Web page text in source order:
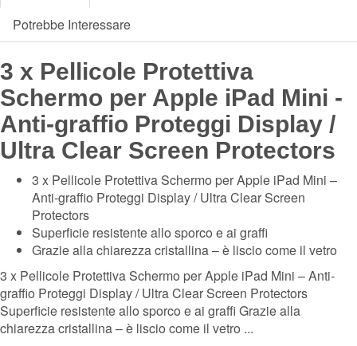
Potrebbe Interessare
3 x Pellicole Protettiva
Schermo per Apple iPad Mini -
Anti-graffio Proteggi Display /
Ultra Clear Screen Protectors
3 x Pellicole Protettiva Schermo per Apple iPad Mini –
Anti-graffio Proteggi Display / Ultra Clear Screen
Protectors
Superficie resistente allo sporco e ai graffi
Grazie alla chiarezza cristallina – è liscio come il vetro
3 x Pellicole Protettiva Schermo per Apple iPad Mini – Anti-
graffio Proteggi Display / Ultra Clear Screen Protectors
Superficie resistente allo sporco e ai graffi Grazie alla
chiarezza cristallina – è liscio come il vetro ...